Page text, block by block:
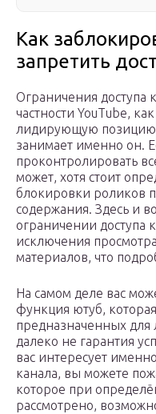
Как
запретить
Ограничения доступа
частности YouTube,
лидирующую позицию
занимает именно он.
проконтролировать
может, хотя стоит
блокировки роликов
содержания. Здесь и
ограничении доступа
исключения
материалов, что
На самом деле вас
функция ютуб,
предназначенных
далеко не гарантия
вас интересует
канала, вы можете
которое при
рассмотрено,